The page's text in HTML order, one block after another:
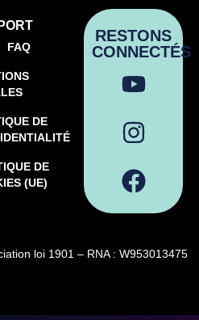
FAQ
DE
DE
(UE)
RESTONS
CONNECTÉS
loi 1901 – RNA : W953013475